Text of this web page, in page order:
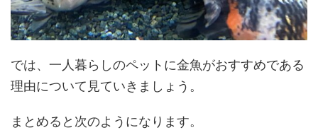
では、一人暮らしのペットに金魚がおすすめである
理由について見ていきましょう。
まとめると次のようになります。